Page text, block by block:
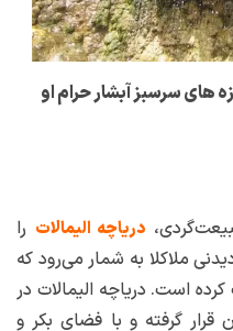
های سرسبز آبشار حرام او
دریاچه الیمالات را
ملاکلا به شمار می‌رود که
است. دریاچه الیمالات در
قرار گرفته و با فضای بکر و